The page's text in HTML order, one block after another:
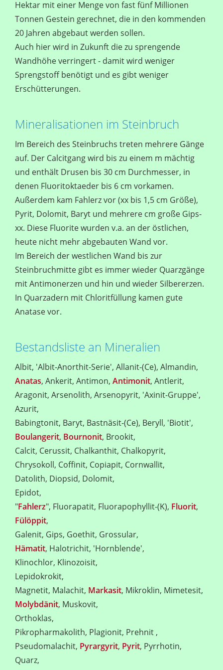
Hektar mit einer Menge von fast fünf Millionen
Tonnen Gestein gerechnet, die in den kommenden
20 Jahren abgebaut werden sollen.
Auch hier wird in Zukunft die zu sprengende
Wandhöhe verringert - damit wird weniger
Sprengstoff benötigt und es gibt weniger
Erschütterungen.
Mineralisationen im Steinbruch
Im Bereich des Steinbruchs treten mehrere Gänge
auf. Der Calcitgang wird bis zu einem m mächtig
und enthält Drusen bis 30 cm Durchmesser, in
denen Fluoritoktaeder bis 6 cm vorkamen.
Außerdem kam Fahlerz vor (xx bis 1,5 cm Größe),
Pyrit, Dolomit, Baryt und mehrere cm große Gips-
xx. Diese Fluorite wurden v.a. an der östlichen,
heute nicht mehr abgebauten Wand vor.
Im Bereich der westlichen Wand bis zur
Steinbruchmitte gibt es immer wieder Quarzgänge
mit Antimonerzen und hin und wieder Silbererzen.
In Quarzadern mit Chloritfüllung kamen gute
Anatase vor.
Bestandsliste an Mineralien
Albit, 'Albit-Anorthit-Serie', Allanit-(Ce), Almandin,
Anatas, Ankerit, Antimon, Antimonit, Antlerit,
Aragonit, Arsenolith, Arsenopyrit, 'Axinit-Gruppe',
Azurit,
Babingtonit, Baryt, Bastnäsit-(Ce), Beryll, 'Biotit',
Boulangerit, Bournonit, Brookit,
Calcit, Cerussit, Chalkanthit, Chalkopyrit,
Chrysokoll, Coffinit, Copiapit, Cornwallit,
Datolith, Diopsid, Dolomit,
Epidot,
"Fahlerz", Fluorapatit, Fluorapophyllit-(K), Fluorit,
Fülöppit,
Galenit, Gips, Goethit, Grossular,
Hämatit, Halotrichit, 'Hornblende',
Klinochlor, Klinozoisit,
Lepidokrokit,
Magnetit, Malachit, Markasit, Mikroklin, Mimetesit,
Molybdänit, Muskovit,
Orthoklas,
Pikropharmakolith, Plagionit, Prehnit ,
Pseudomalachit, Pyrargyrit, Pyrit, Pyrrhotin,
Quarz,